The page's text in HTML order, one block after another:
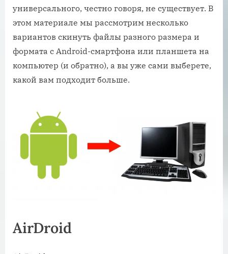
универсального, честно говоря, не существует. В
этом материале мы рассмотрим несколько
вариантов скинуть файлы разного размера и
формата с Android-смартфона или планшета на
компьютер (и обратно), а вы уже сами выберете,
какой вам подходит больше.
AirDroid